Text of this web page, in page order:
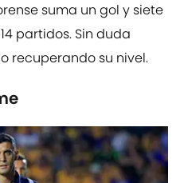
suma un gol y siete
partidos. Sin duda
recuperando su nivel.